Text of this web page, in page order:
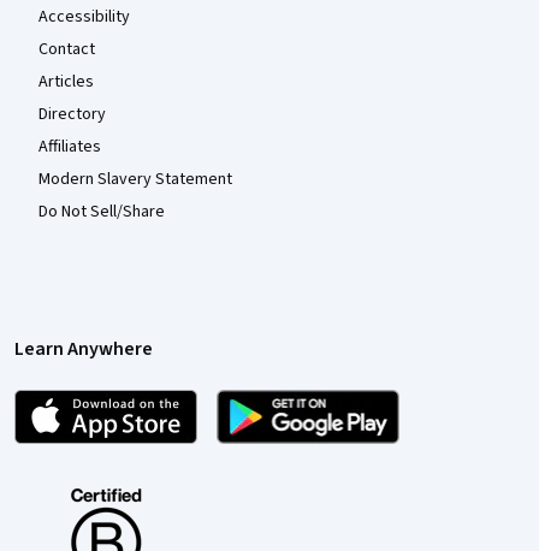
Accessibility
Contact
Articles
Directory
Affiliates
Modern Slavery Statement
Do Not Sell/Share
Learn Anywhere